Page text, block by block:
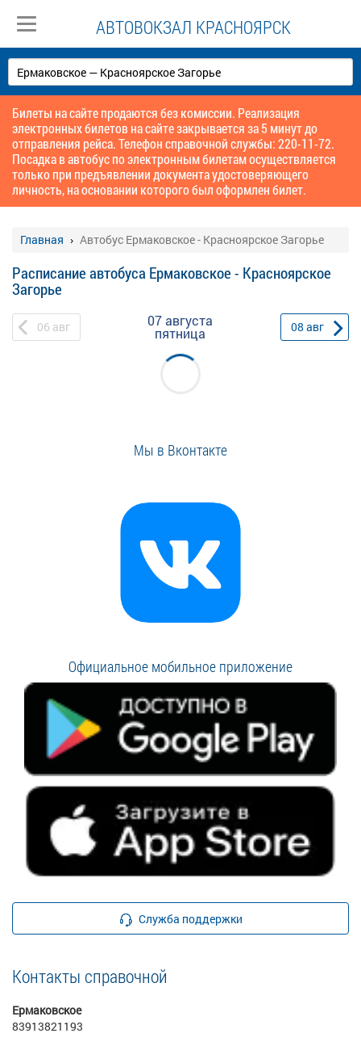
АВТОВОКЗАЛ КРАСНОЯРСК
Билеты на сайте продаются без комиссии. Реализация
электронных билетов на сайте закрывается за 5 минут до
отправления рейса. Телефон справочной службы: 220-11-72.
Посадка в автобус по электронным билетам осуществляется
только при предъявлении документа удостоверяющего
личность, на основании которого был оформлен билет.
Главная Автобус Ермаковское - Красноярское Загорье
Расписание автобуса Ермаковское - Красноярское
Загорье
06 авг 07 августа
пятница 08 авг
Мы в Вконтакте
Официальное мобильное приложение
Служба поддержки
Контакты справочной
Ермаковское
83913821193